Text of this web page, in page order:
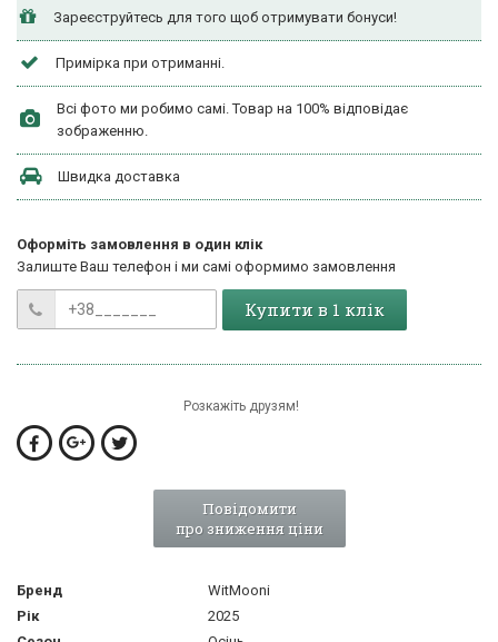
Зареєструйтесь для того щоб отримувати бонуси!
Примірка при отриманні.
Всі фото ми робимо самі. Товар на 100% відповідає
зображенню.
Швидка доставка
Оформіть замовлення в один клік
Залиште Ваш телефон і ми самі оформимо замовлення
Купити в 1 клік
Розкажіть друзям!
Повідомити
про зниження ціни
Бренд
WitMooni
Рік
2025